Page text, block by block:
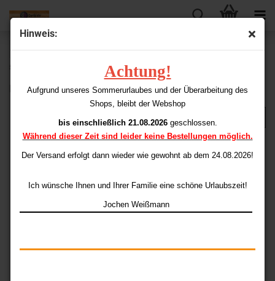
Hinweis:
Achtung!
Aufgrund unseres Sommerurlaubes und der Überarbeitung des
Shops, bleibt der Webshop
bis einschließlich 21.08.2026geschlossen.
Während dieser Zeit sind leider keine Bestellungen möglich.
Der Versand erfolgt dann wieder wie gewohnt ab dem 24.08.2026!
Ich wünsche Ihnen und Ihrer Familie eine schöne Urlaubszeit!
Jochen Weißmann
« Erster « zurück weiter »
Letzter »
51
Artikel in dieser Kategorie
Bull's NL - Lance FR Titan-Point 2BA